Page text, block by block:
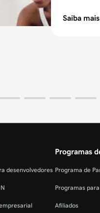
Saiba mais
desenvolvedores
Programas
Programa de
Programas
Afiliados